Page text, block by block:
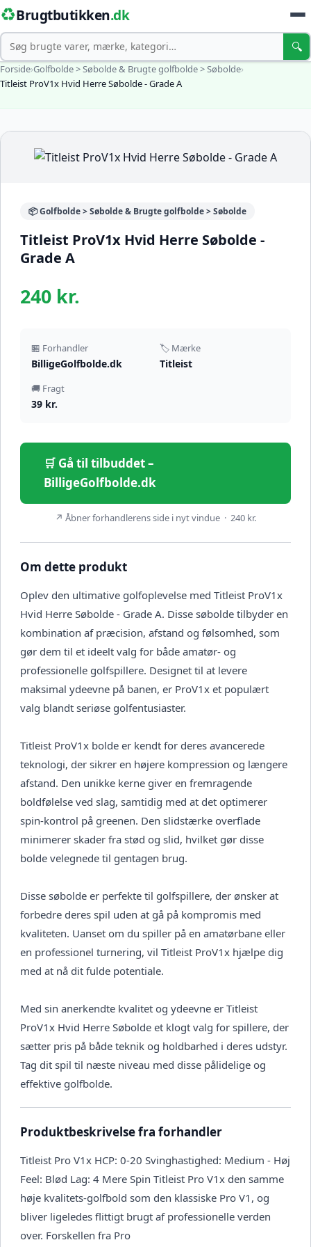
♻️Brugtbutikken.dk
Søg 🔍
Forside›Golfbolde > Søbolde & Brugte golfbolde > Søbolde›
Titleist ProV1x Hvid Herre Søbolde - Grade A
📦 Golfbolde > Søbolde & Brugte golfbolde > Søbolde
Titleist ProV1x Hvid Herre Søbolde -
Grade A
240 kr.
🏪 Forhandler
BilligeGolfbolde.dk
🏷️ Mærke
Titleist
🚚 Fragt
39 kr.
🛒 Gå til tilbuddet –
BilligeGolfbolde.dk
↗ Åbner forhandlerens side i nyt vindue · 240 kr.
Om dette produkt
Oplev den ultimative golfoplevelse med Titleist ProV1x
Hvid Herre Søbolde - Grade A. Disse søbolde tilbyder en
kombination af præcision, afstand og følsomhed, som
gør dem til et ideelt valg for både amatør- og
professionelle golfspillere. Designet til at levere
maksimal ydeevne på banen, er ProV1x et populært
valg blandt seriøse golfentusiaster.
Titleist ProV1x bolde er kendt for deres avancerede
teknologi, der sikrer en højere kompression og længere
afstand. Den unikke kerne giver en fremragende
boldfølelse ved slag, samtidig med at det optimerer
spin-kontrol på greenen. Den slidstærke overflade
minimerer skader fra stød og slid, hvilket gør disse
bolde velegnede til gentagen brug.
Disse søbolde er perfekte til golfspillere, der ønsker at
forbedre deres spil uden at gå på kompromis med
kvaliteten. Uanset om du spiller på en amatørbane eller
en professionel turnering, vil Titleist ProV1x hjælpe dig
med at nå dit fulde potentiale.
Med sin anerkendte kvalitet og ydeevne er Titleist
ProV1x Hvid Herre Søbolde et klogt valg for spillere, der
sætter pris på både teknik og holdbarhed i deres udstyr.
Tag dit spil til næste niveau med disse pålidelige og
effektive golfbolde.
Produktbeskrivelse fra forhandler
Titleist Pro V1x HCP: 0-20 Svinghastighed: Medium - Høj
Feel: Blød Lag: 4 Mere Spin Titleist Pro V1x den samme
høje kvalitets-golfbold som den klassiske Pro V1, og
bliver ligeledes flittigt brugt af professionelle verden
over. Forskellen fra Pro